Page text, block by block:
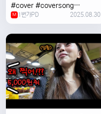
#cover #coversong
#singer #서울 #노을 #한국 #
한강
M 1번가PD 2025.08.30